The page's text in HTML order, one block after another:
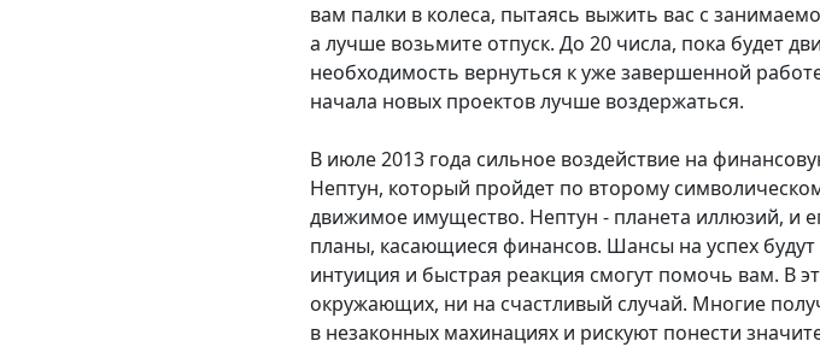
вам палки в колеса, пытаясь выжить вас с
а лучше возьмите отпуск. До 20 числа, пока будет
необходимость вернуться к уже завершенной
начала новых проектов лучше воздержаться.
В июле 2013 года сильное воздействие на
Нептун, который пройдет по второму
движимое имущество. Нептун - планета иллюзий, и
планы, касающиеся финансов. Шансы на успех
интуиция и быстрая реакция смогут помочь вам. В
окружающих, ни на счастливый случай. Многие
в незаконных махинациях и рискуют понести